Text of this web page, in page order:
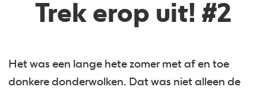
Trek erop uit! #2
Het was een lange hete zomer met af en toe
donkere donderwolken. Dat was niet alleen de